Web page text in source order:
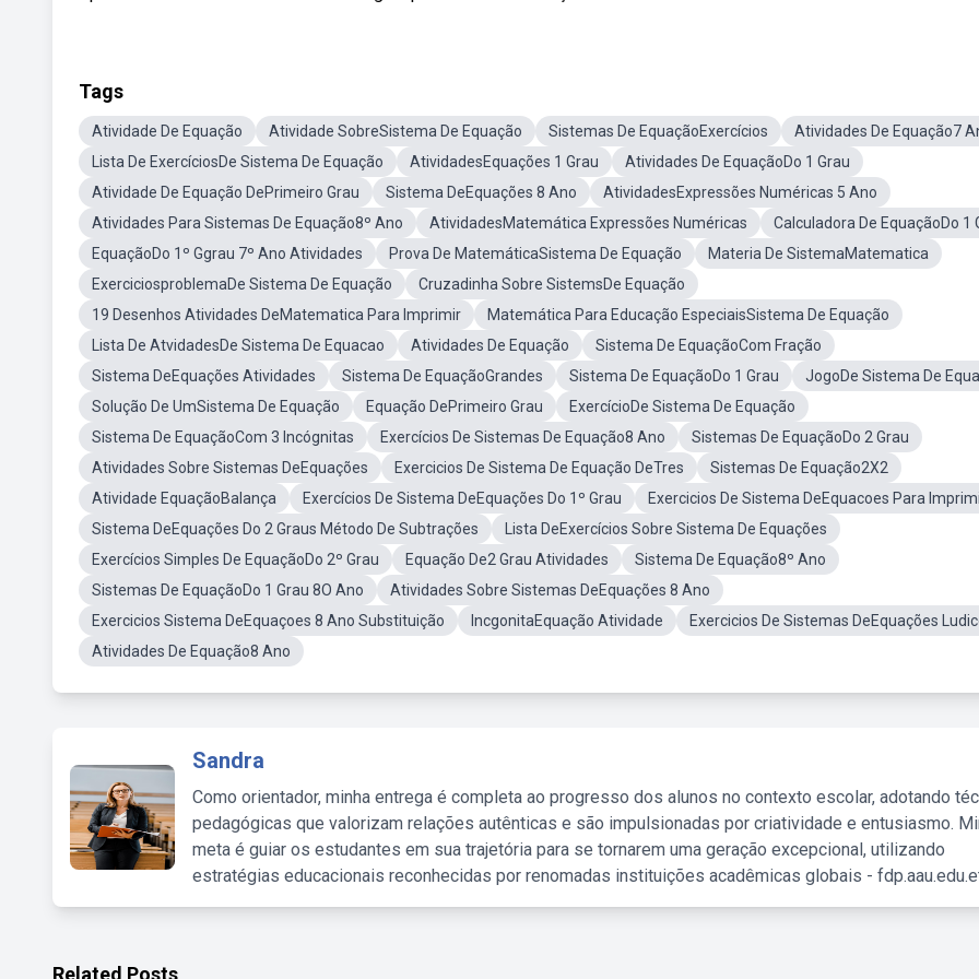
Tags
Atividade De Equação Atividade SobreSistema De Equação Sistemas De EquaçãoExercícios
Atividades De Equação7
Lista De ExercíciosDe Sistema De Equação
AtividadesEquações 1 Grau
Atividades De EquaçãoDo 1 Grau
Atividade De Equação DePrimeiro Grau
Sistema DeEquações 8 Ano
AtividadesExpressões Numéricas 5 Ano
Atividades Para Sistemas De Equação8º Ano
AtividadesMatemática Expressões Numéricas
Calculadora De EquaçãoDo 1
EquaçãoDo 1º Ggrau 7º Ano Atividades
Prova De MatemáticaSistema De Equação
Materia De SistemaMatematica
ExerciciosproblemaDe Sistema De Equação
Cruzadinha Sobre SistemsDe Equação
19 Desenhos Atividades DeMatematica Para Imprimir
Matemática Para Educação EspeciaisSistema De Equação
Lista De AtvidadesDe Sistema De Equacao
Atividades De Equação
Sistema De EquaçãoCom Fração
Sistema DeEquações Atividades
Sistema De EquaçãoGrandes Sistema De EquaçãoDo 1 Grau
JogoDe Sistema De
Solução De UmSistema De Equação
Equação DePrimeiro Grau
ExercícioDe Sistema De Equação
Sistema De EquaçãoCom 3 Incógnitas
Exercícios De Sistemas De Equação8 Ano
Sistemas De EquaçãoDo 2 Grau
Atividades Sobre Sistemas DeEquações
Exercicios De Sistema De Equação DeTres
Sistemas De Equação2X2
Atividade EquaçãoBalança
Exercícios De Sistema DeEquações Do 1º Grau
Exercicios De Sistema DeEquacoes Para
Sistema DeEquações Do 2 Graus Método De Subtrações
Lista DeExercícios Sobre Sistema De Equações
Exercícios Simples De EquaçãoDo 2º Grau
Equação De2 Grau Atividades
Sistema De Equação8º Ano
Sistemas De EquaçãoDo 1 Grau 8O Ano
Atividades Sobre Sistemas DeEquações 8 Ano
Exercicios Sistema DeEquaçoes 8 Ano Substituição
IncgonitaEquação Atividade
Exercicios De Sistemas DeEquações
Atividades De Equação8 Ano
Sandra
Como orientador, minha entrega é completa ao progresso dos alunos no contexto escolar, adotando
pedagógicas que valorizam relações autênticas e são impulsionadas por criatividade e entusiasmo.
meta é guiar os estudantes em sua trajetória para se tornarem uma geração excepcional, utilizando
estratégias educacionais reconhecidas por renomadas instituições acadêmicas globais -
Related Posts